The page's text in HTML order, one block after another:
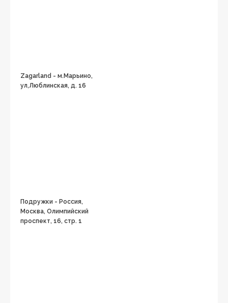
Zagarland - м.Марьино,
ул,Люблинская, д. 16
Подружки - Россия,
Москва, Олимпийский
проспект, 16, стр. 1